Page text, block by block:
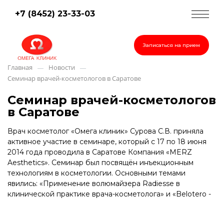
Записаться на прием
+7 (8452) 23-33-03
Главная — Новости —
Семинар врачей-косметологов в Саратове
Семинар врачей-косметологов
в Саратове
Врач косметолог «Омега клиник» Сурова С.В. приняла
активное участие в семинаре, который с 17 по 18 июня
2014 года проводила в Саратове Компания «MERZ
Aesthetics». Семинар был посвящён инъекционным
технологиям в косметологии. Основными темами
явились: «Применение волюмайзера Radiesse в
клинической практике врача-косметолога» и «Belotero -